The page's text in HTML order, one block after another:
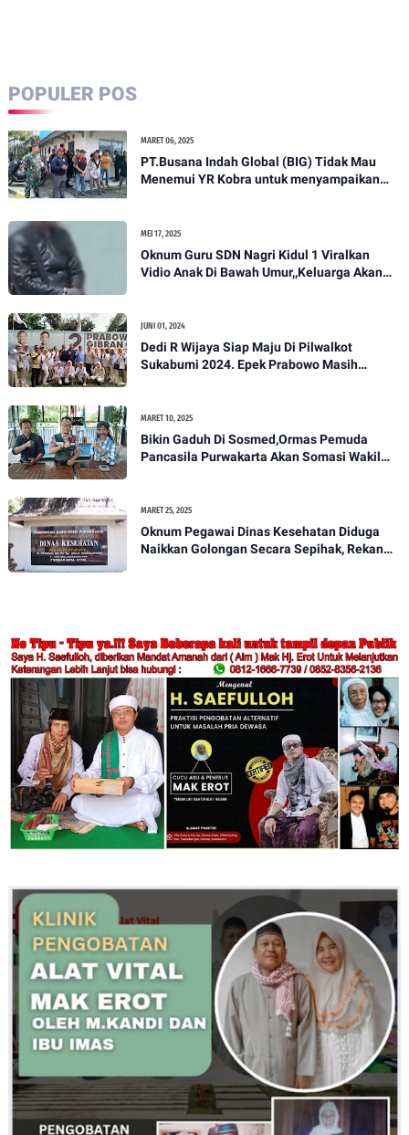
POPULER POS
MARET 06, 2025
PT.Busana Indah Global (BIG) Tidak Mau
Menemui YR Kobra untuk menyampaikan
MEI 17, 2025
Oknum Guru SDN Nagri Kidul 1 Viralkan
Vidio Anak Di Bawah Umur,,Keluarga Akan
JUNI 01, 2024
Dedi R Wijaya Siap Maju Di Pilwalkot
Sukabumi 2024. Epek Prabowo Masih
MARET 10, 2025
Bikin Gaduh Di Sosmed,Ormas Pemuda
Pancasila Purwakarta Akan Somasi Wakil
MARET 25, 2025
Oknum Pegawai Dinas Kesehatan Diduga
Naikkan Golongan Secara Sepihak, Rekan